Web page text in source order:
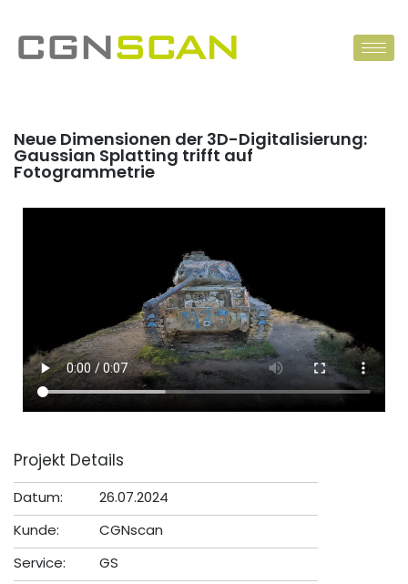
Neue Dimensionen der 3D-Digitalisierung:
Gaussian Splatting trifft auf
Fotogrammetrie
Projekt Details
Datum:
26.07.2024
Kunde:
CGNscan
Service:
GS